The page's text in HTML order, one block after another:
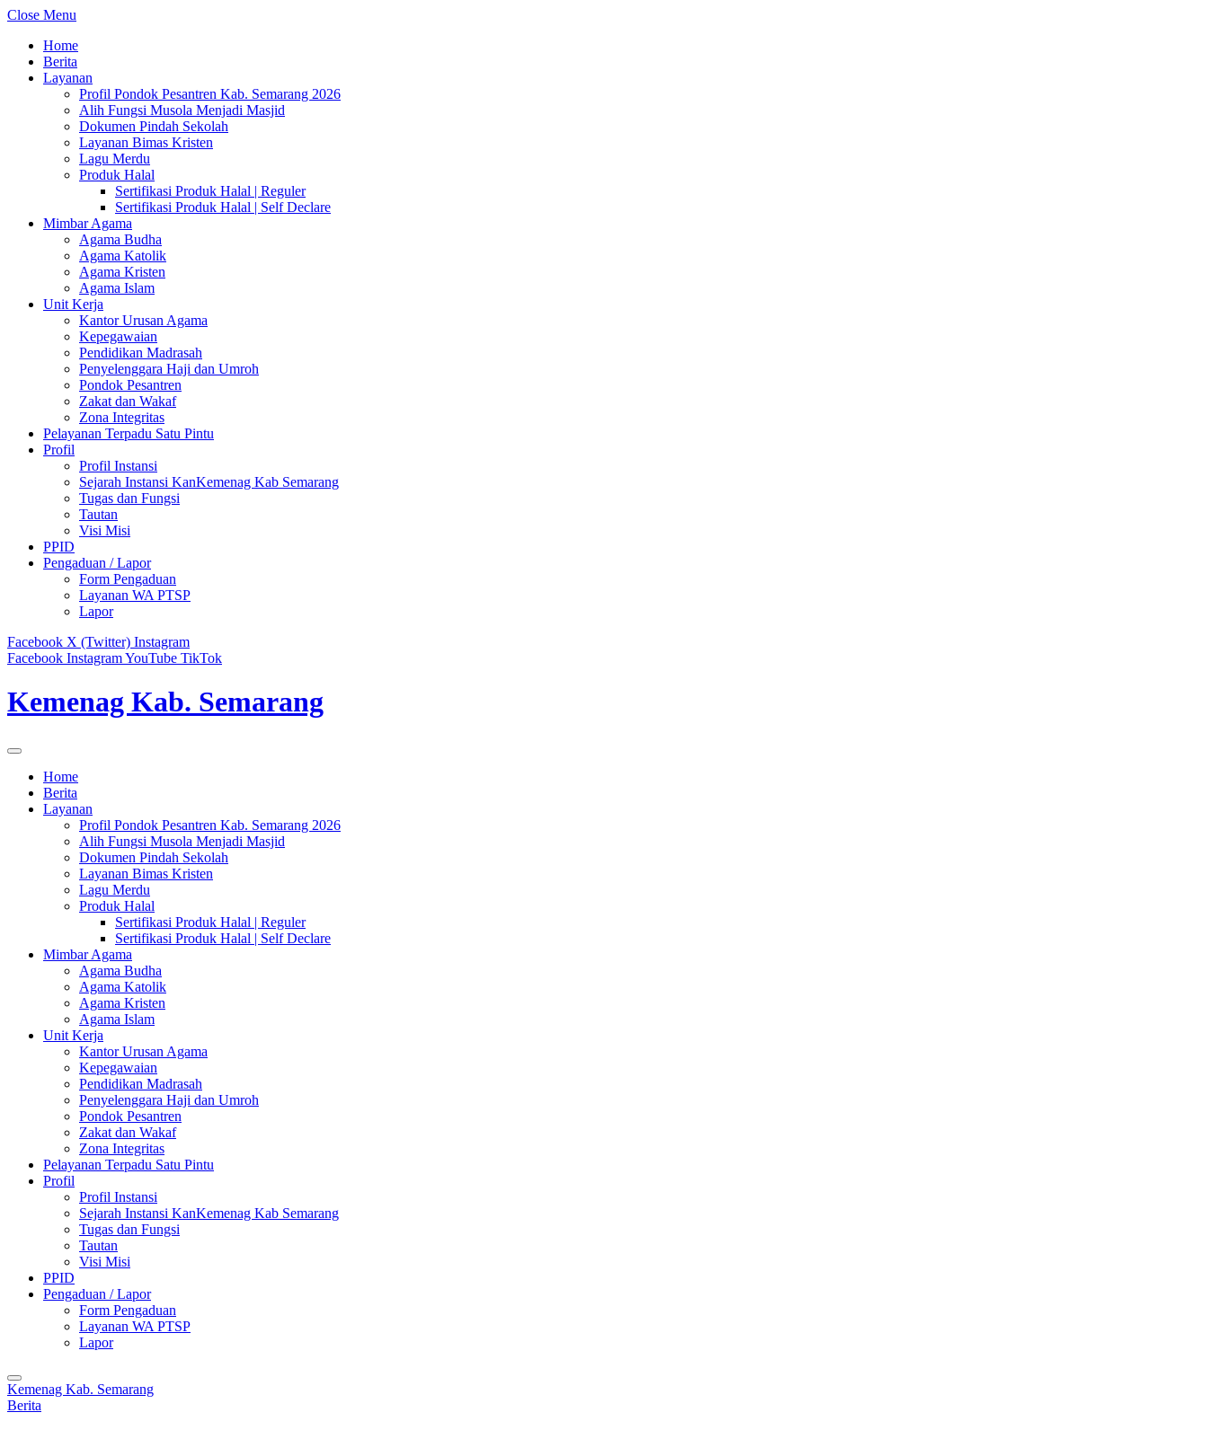
Close Menu
Home
Berita
Layanan
Profil Pondok Pesantren Kab. Semarang 2026
Alih Fungsi Musola Menjadi Masjid
Dokumen Pindah Sekolah
Layanan Bimas Kristen
Lagu Merdu
Produk Halal
Sertifikasi Produk Halal | Reguler
Sertifikasi Produk Halal | Self Declare
Mimbar Agama
Agama Budha
Agama Katolik
Agama Kristen
Agama Islam
Unit Kerja
Kantor Urusan Agama
Kepegawaian
Pendidikan Madrasah
Penyelenggara Haji dan Umroh
Pondok Pesantren
Zakat dan Wakaf
Zona Integritas
Pelayanan Terpadu Satu Pintu
Profil
Profil Instansi
Sejarah Instansi KanKemenag Kab Semarang
Tugas dan Fungsi
Tautan
Visi Misi
PPID
Pengaduan / Lapor
Form Pengaduan
Layanan WA PTSP
Lapor
Facebook X (Twitter) Instagram
Facebook InstagramYouTube TikTok
Kemenag Kab. Semarang
Home
Berita
Layanan
Profil Pondok Pesantren Kab. Semarang 2026
Alih Fungsi Musola Menjadi Masjid
Dokumen Pindah Sekolah
Layanan Bimas Kristen
Lagu Merdu
Produk Halal
Sertifikasi Produk Halal | Reguler
Sertifikasi Produk Halal | Self Declare
Mimbar Agama
Agama Budha
Agama Katolik
Agama Kristen
Agama Islam
Unit Kerja
Kantor Urusan Agama
Kepegawaian
Pendidikan Madrasah
Penyelenggara Haji dan Umroh
Pondok Pesantren
Zakat dan Wakaf
Zona Integritas
Pelayanan Terpadu Satu Pintu
Profil
Profil Instansi
Sejarah Instansi KanKemenag Kab Semarang
Tugas dan Fungsi
Tautan
Visi Misi
PPID
Pengaduan / Lapor
Form Pengaduan
Layanan WA PTSP
Lapor
Kemenag Kab. Semarang
Berita